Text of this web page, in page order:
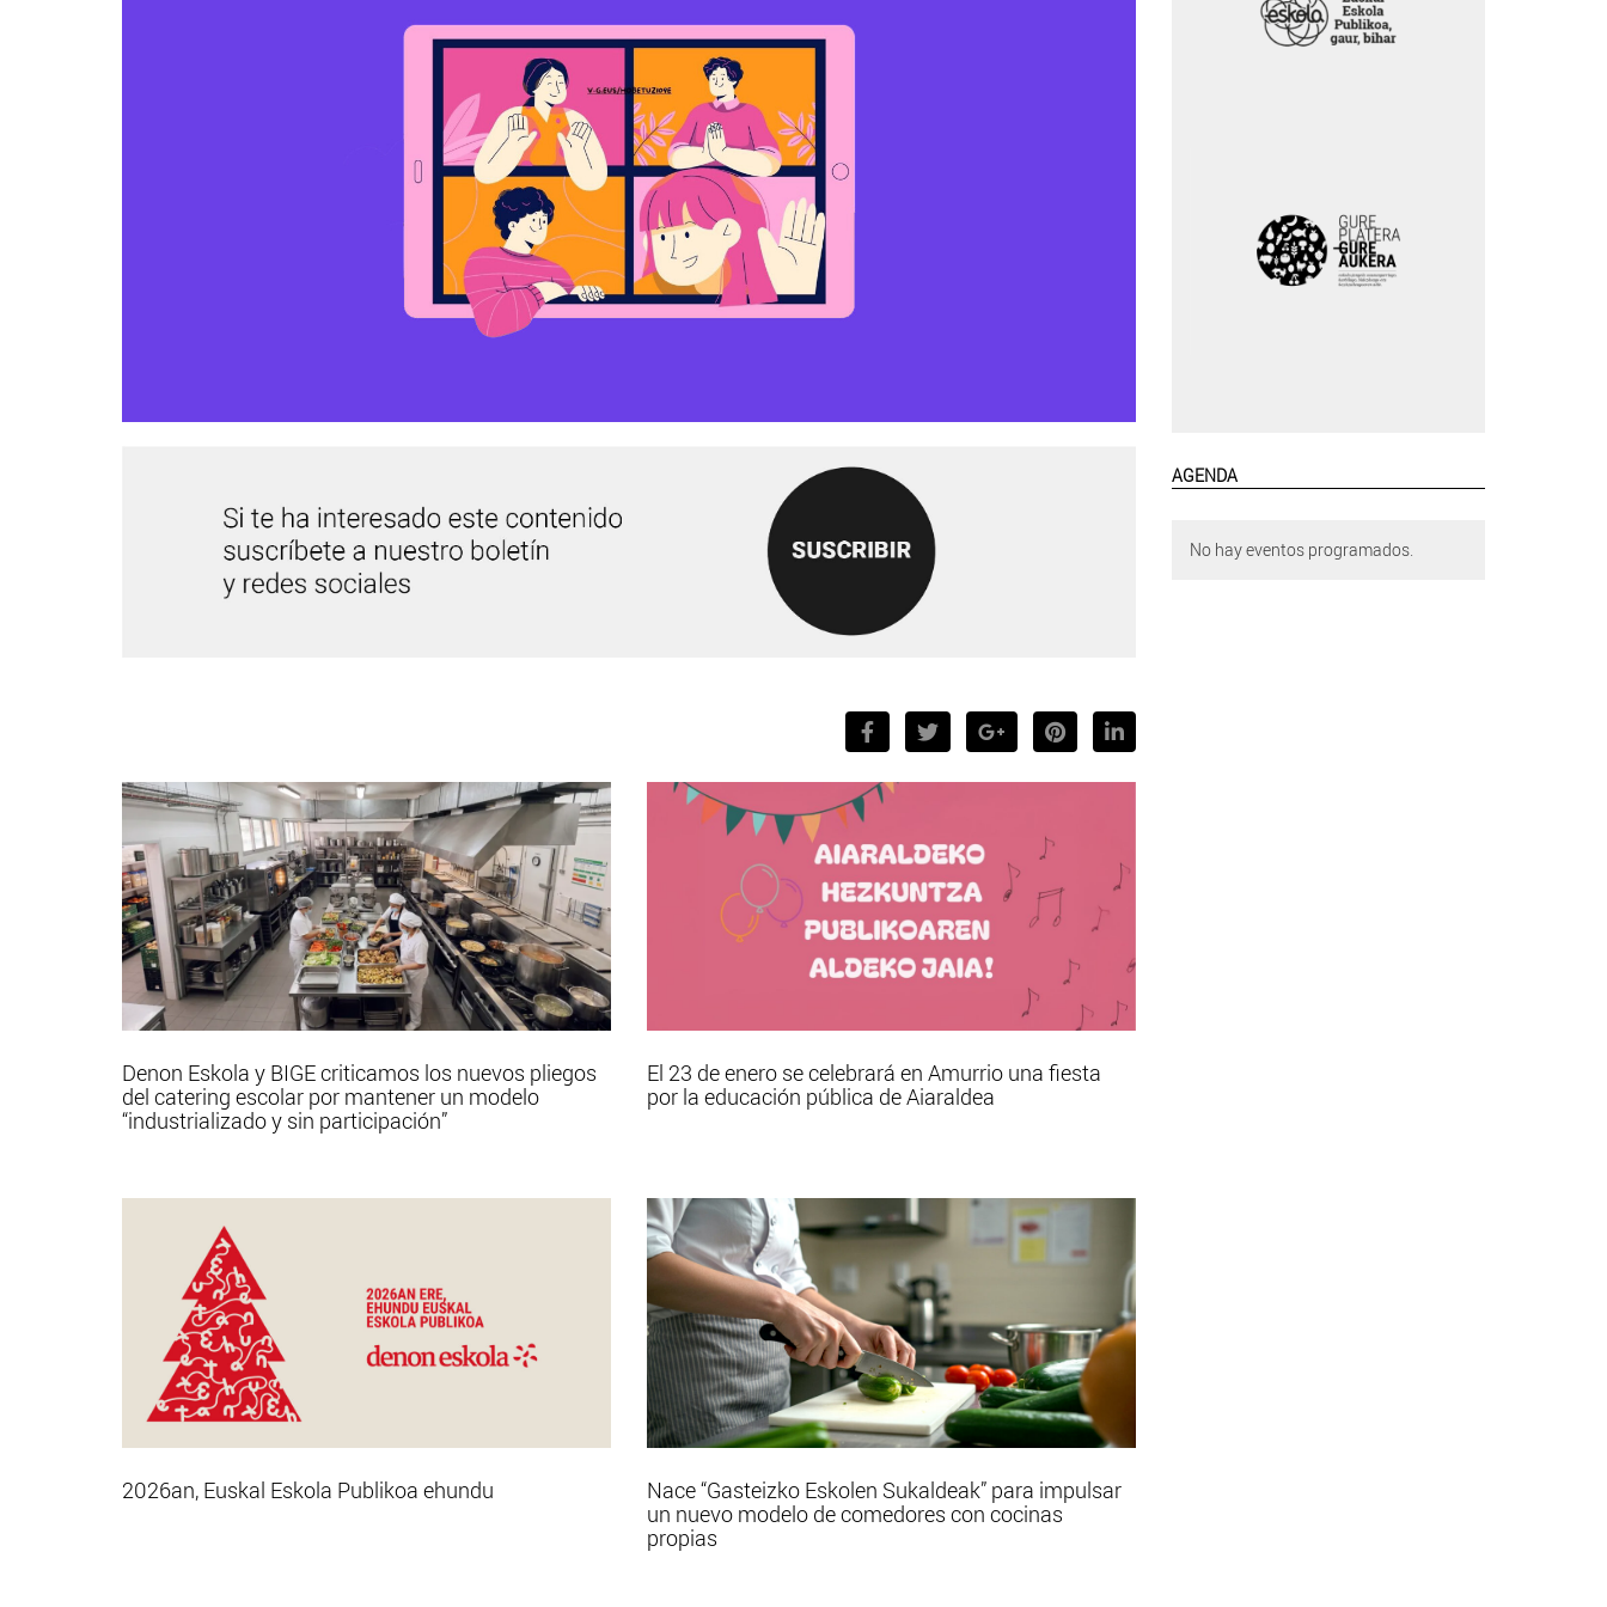
Denon Eskola y BIGE criticamos los nuevos pliegos
del catering escolar por mantener un modelo
“industrializado y sin participación”
El 23 de enero se celebrará en Amurrio una fiesta
por la educación pública de Aiaraldea
2026an, Euskal Eskola Publikoa ehundu
Nace “Gasteizko Eskolen Sukaldeak” para impulsar
un nuevo modelo de comedores con cocinas
propias
AGENDA
No hay eventos programados.